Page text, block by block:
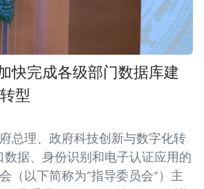
快完成各级部门数据库建
型
总理、政府科技创新与数字化转
据、身份识别和电子认证应用的
（以下简称为“指导委员会”）主